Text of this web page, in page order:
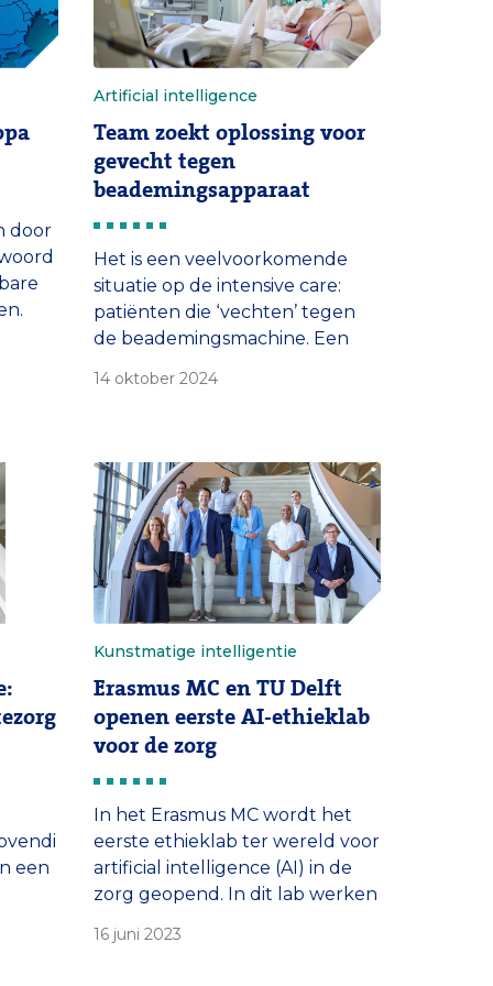
door
in
Artificial intelligence
Team zoekt oplossing voor
gevecht tegen
beademingsapparaat
Het is een veelvoorkomende
situatie op de intensive care:
patiënten die ‘vechten’ tegen
de beademingsmachine. Een
startup Deep Breath werkt met
fenomeen.
14 oktober 2024
een
Kunstmatige intelligentie
Erasmus MC en TU Delft
openen eerste AI-ethieklab
voor de zorg
In het Erasmus MC wordt het
eerste ethieklab ter wereld voor
artificial intelligence (AI) in de
zorg geopend. In dit lab werken
artsen, datascientists,
16 juni 2023